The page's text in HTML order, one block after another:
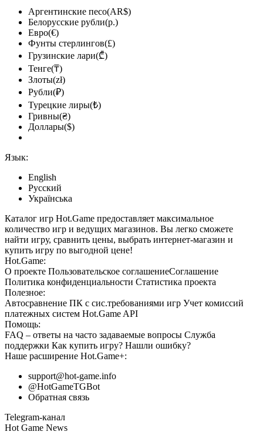
Аргентинские песо(AR$)
Белорусские рубли(р.)
Евро(€)
Фунты стерлингов(£)
Грузинские лари(₾)
Тенге(₸)
Злоты(zł)
Рубли(₽)
Турецкие лиры(₺)
Гривны(₴)
Доллары($)
Язык:
English
Русский
Українська
Каталог игр Hot.Game предоставляет максимальное
количество игр и ведущих магазинов. Вы легко сможете
найти игру, сравнить цены, выбрать интернет-магазин и
купить игру по выгодной цене!
Hot.Game:
О проекте Пользовательское соглашениеСоглашение
Политика конфиденциальности Статистика проекта
Полезное:
Автосравнение ПК с сис.требованиями игр Учет комиссий
платежных систем Hot.Game API
Помощь:
FAQ – ответы на часто задаваемые вопросы Служба
поддержки Как купить игру? Нашли ошибку?
Наше расширение Hot.Game+:
support@hot-game.info
@HotGameTGBot
Обратная связь
Telegram-канал
Hot Game News